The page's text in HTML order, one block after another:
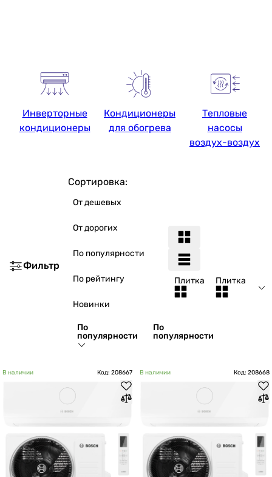
Инверторные
кондиционеры
Кондиционеры
для обогрева
Тепловые
насосы
воздух-воздух
Фильтр
Сортировка:
От дешевых
От дорогих
По популярности
По рейтингу
Новинки
По
популярности
По
популярности
Плитка Плитка
В наличии Код: 208667 В наличии Код: 208668